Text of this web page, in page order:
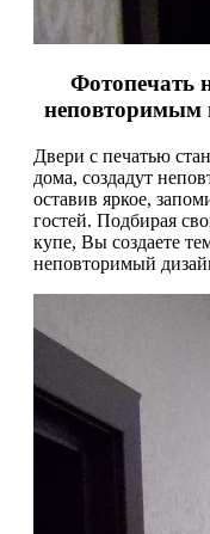
Фотопечать
неповторимым
Двери с печатью
дома, создадут
оставив яркое,
гостей. Подбирая
купе, Вы создаете
неповторимый